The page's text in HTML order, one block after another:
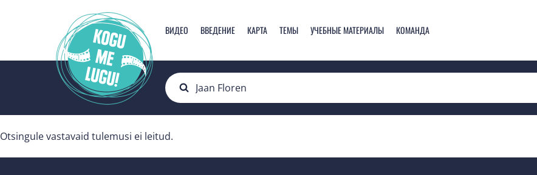
ВИДЕО ВВЕДЕНИЕ КАРТА ТЕМЫ УЧЕБНЫЕ МАТЕРИАЛЫ КОМАНДА
Otsingule vastavaid tulemusi ei leitud.